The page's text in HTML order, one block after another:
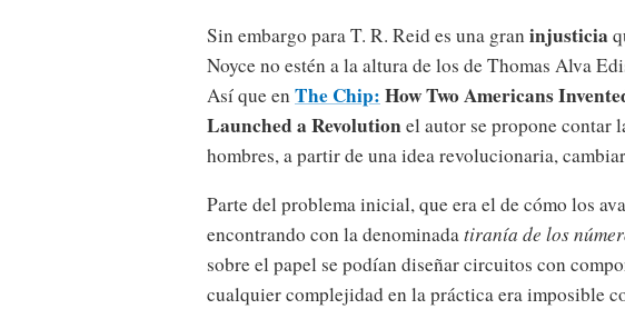
Sin embargo para T. R. Reid es una graninjusticia
Noyce no estén a la altura de los de Thomas Alva
Así que enThe Chip: How Two Americans
Launched a Revolutionel autor se propone contar
hombres, a partir de una idea revolucionaria,
Parte del problema inicial, que era el de cómo los
encontrando con la denominadatiranía de los
sobre el papel se podían diseñar circuitos con
cualquier complejidad en la práctica era imposible